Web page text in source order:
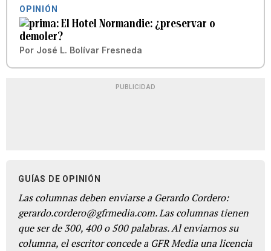
OPINIÓN
El Hotel Normandie: ¿preservar o
demoler?
Por José L. Bolívar Fresneda
PUBLICIDAD
GUÍAS DE OPINIÓN
Las columnas deben enviarse a Gerardo Cordero:
gerardo.cordero@gfrmedia.com. Las columnas tienen
que ser de 300, 400 o 500 palabras. Al enviarnos su
columna, el escritor concede a GFR Media una licencia